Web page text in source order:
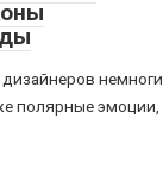
полярные эмоции,